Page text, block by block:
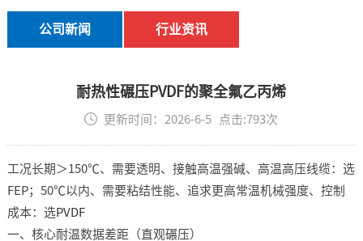
行业资讯
公司新闻
联系我们
公司新闻 行业资讯
耐热性碾压PVDF的聚全氟乙丙烯
更新时间：2026-6-5 点击:793次
工况长期＞150℃、需要透明、接触高温强碱、高温高压线缆：选
FEP；50℃以内、需要粘结性能、追求更高常温机械强度、控制
成本：选PVDF
一、核心耐温数据差距（直观碾压）